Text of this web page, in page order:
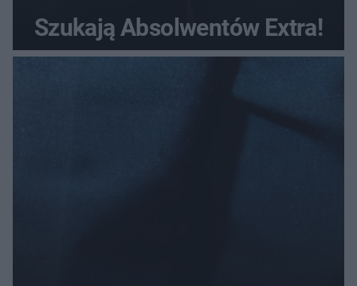
Szukają Absolwentów Extra!